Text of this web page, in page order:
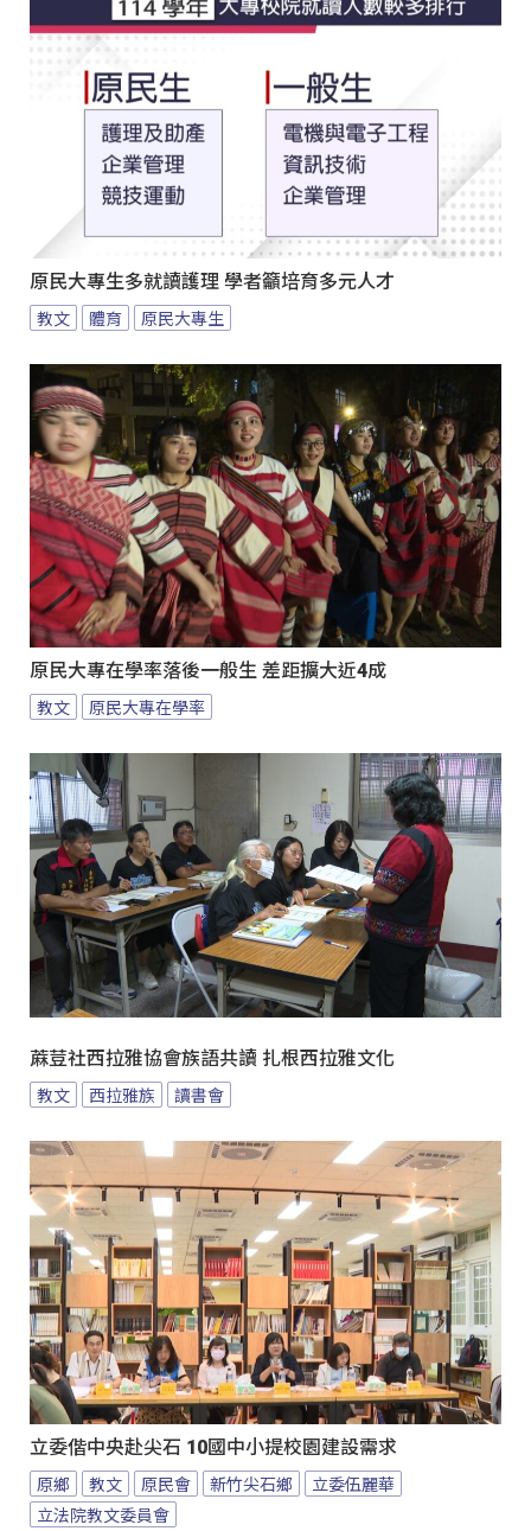
原民大專生多就讀護理 學者籲培育多元人才
教文 體育 原民大專生
原民大專在學率落後一般生 差距擴大近4成
教文 原民大專在學率
蔴荳社西拉雅協會族語共讀 扎根西拉雅文化
教文 西拉雅族 讀書會
立委偕中央赴尖石 10國中小提校園建設需求
原鄉 教文 原民會 新竹尖石鄉
立委伍麗華
立法院教文委員會